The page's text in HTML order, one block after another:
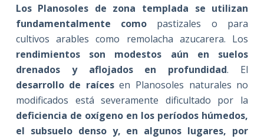
Los Planosoles de zona templada se utilizan
fundamentalmente como pastizales o para
cultivos arables como remolacha azucarera. Los
rendimientos son modestos aún en suelos
drenados y aflojados en profundidad. El
desarrollo de raícesen Planosoles naturales no
modificados está severamente dificultado por la
deficiencia de oxígeno en los períodos húmedos,
el subsuelo denso y, en algunos lugares, por